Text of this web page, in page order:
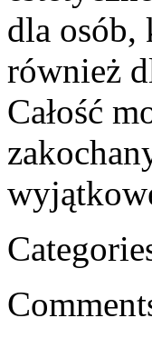
dla osób,
również
Całość